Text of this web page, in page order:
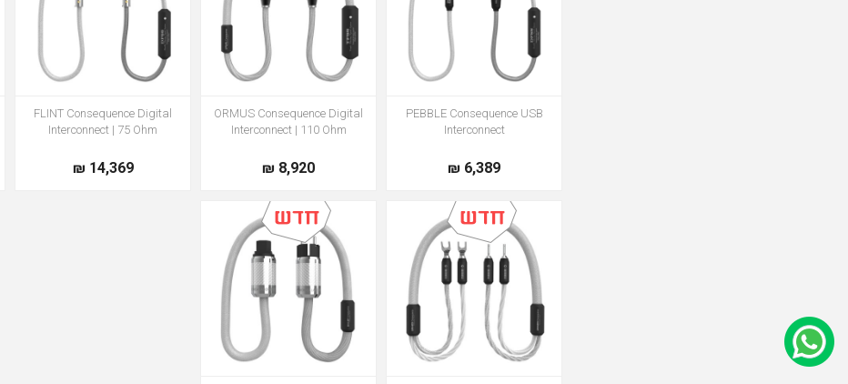
PEBBLE Consequence USB
Interconnect
6,389 ₪
ORMUS Consequence Digital
Interconnect | 110 Ohm
8,920 ₪
FLINT Consequence Digital
Interconnect | 75 Ohm
14,369 ₪